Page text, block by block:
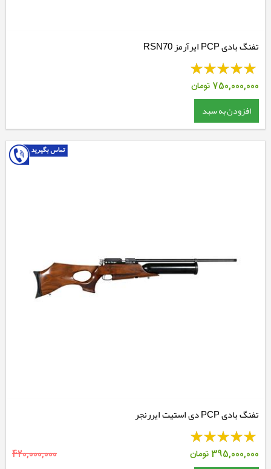
تفنگ بادی PCP ایرآرمز RSN70
750,000,000 تومان
افزودن به سبد
تفنگ بادی PCP دی استیت ایررنجر
395,000,000تومان 420,000,000